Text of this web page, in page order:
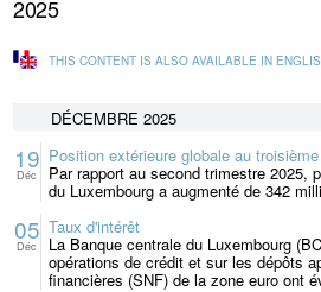
2025
THIS CONTENT IS ALSO AVAILABLE IN
DÉCEMBRE 2025
19
Déc
Position extérieure globale au
Par rapport au second trimestre 2025,
du Luxembourg a augmenté de 342
05
Déc
Taux d'intérêt
La Banque centrale du Luxembourg
opérations de crédit et sur les dépôts
financières (SNF) de la zone euro ont